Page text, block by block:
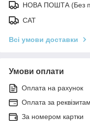
НОВА ПОШТА (Без
САТ
Всі умови доставки
Умови оплати
Оплата на рахунок
Оплата за
За номером картки